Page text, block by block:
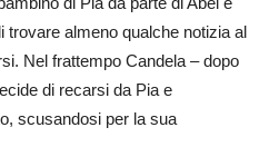
trovare almeno qualche notizia al
Nel frattempo Candela – dopo
di recarsi da Pia e
scusandosi per la sua